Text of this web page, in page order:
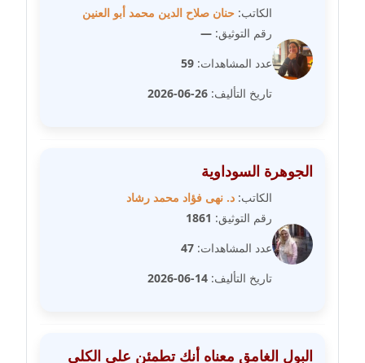
مدونة خالد العامري
معلق
مدونة خالد دومه
عاملة
عاملة
مدونة خالد عويس
عاملة
عاملة
الكاتب: حنان صلاح الدين محمد أبو العنين
رقم التوثيق: —
عدد المشاهدات: 59
تاريخ التأليف: 26-06-2026
الجوهرة السوداوية
الكاتب: د. نهى فؤاد محمد رشاد
رقم التوثيق: 1861
عدد المشاهدات: 47
تاريخ التأليف: 14-06-2026
البول الغامق معناه أنك تطمئن على الكلى